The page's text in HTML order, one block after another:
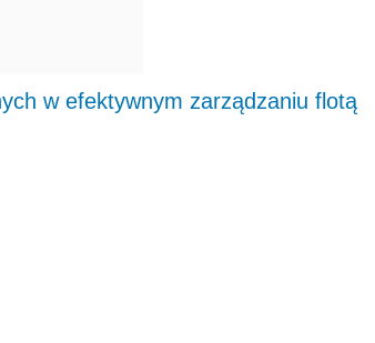
w efektywnym zarządzaniu flotą